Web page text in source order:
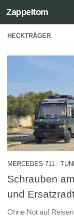
Zum Inhalt
Zappeltom
HECKTRÄGER
MERCEDES 711 /
Schrauben
und
Ohne Not auf